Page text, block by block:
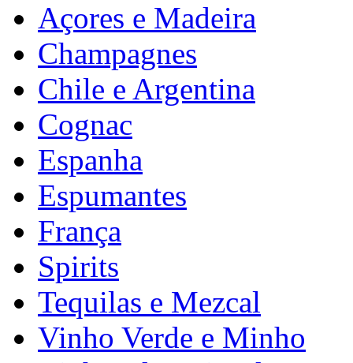
Açores e Madeira
Champagnes
Chile e Argentina
Cognac
Espanha
Espumantes
França
Spirits
Tequilas e Mezcal
Vinho Verde e Minho